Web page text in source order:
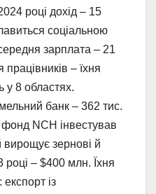
році дохід – 15
соціальною
зарплата – 21
– їхня
у 8 областях.
банк – 362 тис.
NCH інвестував
вирощує зернові й
році – $400 млн. Їхня
із